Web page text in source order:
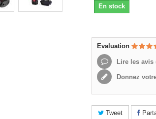
En stock
Evaluation
Lire les avis
Donnez
Tweet